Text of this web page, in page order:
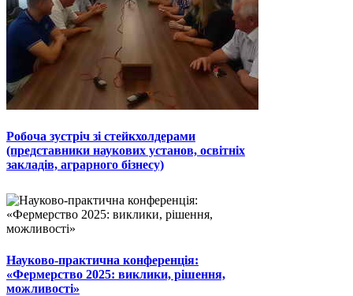
Робоча зустріч зі стейкхолдерами
(представники наукових установ, освітніх
закладів, аграрного бізнесу)
Науково-практична конференція:
«Фермерство 2025: виклики, рішення,
можливості»